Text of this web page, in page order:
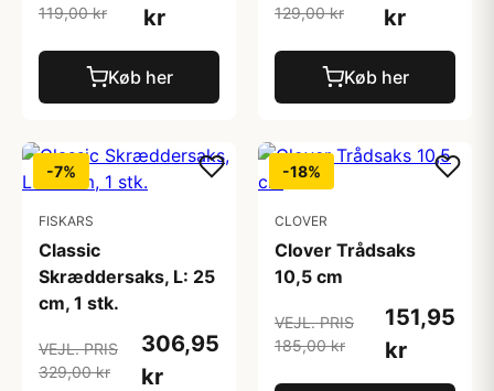
119,00 kr
kr
Køb her
129,00 kr
kr
Køb her
-7%
FISKARS
Classic
Skræddersaks, L: 25
cm, 1 stk.
VEJL. PRIS
329,00 kr
306,95
kr
-18%
CLOVER
Clover Trådsaks
10,5 cm
VEJL. PRIS
185,00 kr
151,95
kr